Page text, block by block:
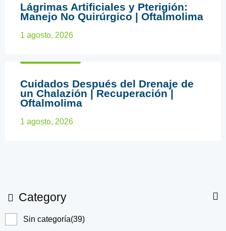
Lágrimas Artificiales y Pterigión:
Manejo No Quirúrgico | Oftalmolima
1 agosto, 2026
Cuidados Después del Drenaje de
un Chalazión | Recuperación |
Oftalmolima
1 agosto, 2026
Category
Sin categoría(39)